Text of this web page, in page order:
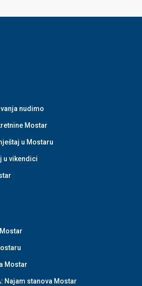
nudimo
Mostar
u Mostaru
u vikendici
Mostar
Najam stanova Mostar